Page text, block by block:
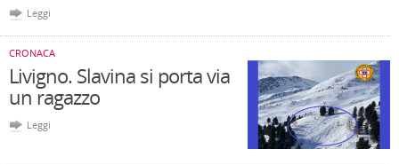
Leggi
CRONACA
Livigno. Slavina si porta via
un ragazzo
Leggi